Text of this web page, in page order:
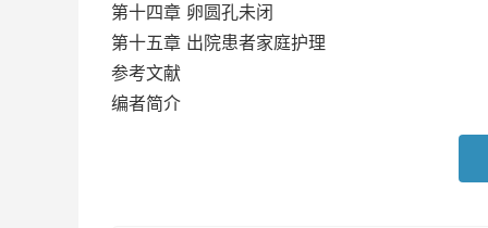
第十四章 卵圆孔未闭
第十五章 出院患者家庭护理
参考文献
编者简介